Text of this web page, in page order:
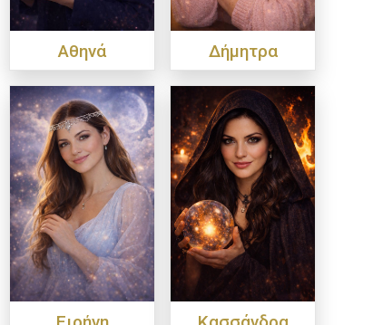
Αθηνά Δήμητρα
Ειρήνη Κασσάνδρα